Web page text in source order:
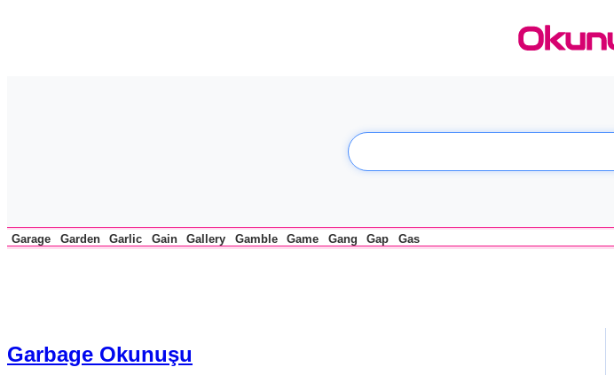
Garage Garden Garlic Gain Gallery Gamble Game Gang Gap Gas
Garbage Okunuşu